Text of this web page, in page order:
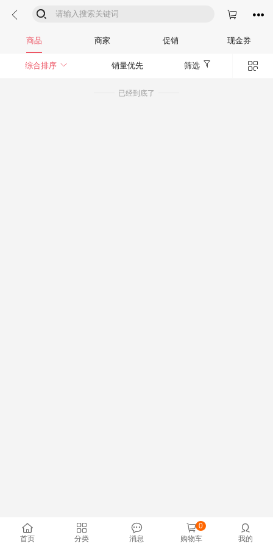
  

商品 商家 促销 现金券
综合排序  销量优先 筛选 
已经到底了

首页

分类

消息

购物车
0 
我的